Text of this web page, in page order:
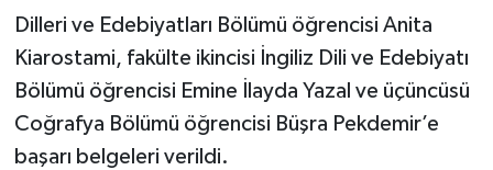
Dilleri ve Edebiyatları Bölümü öğrencisi Anita
Kiarostami, fakülte ikincisi İngiliz Dili ve Edebiyatı
Bölümü öğrencisi Emine İlayda Yazal ve üçüncüsü
Coğrafya Bölümü öğrencisi Büşra Pekdemir’e
başarı belgeleri verildi.